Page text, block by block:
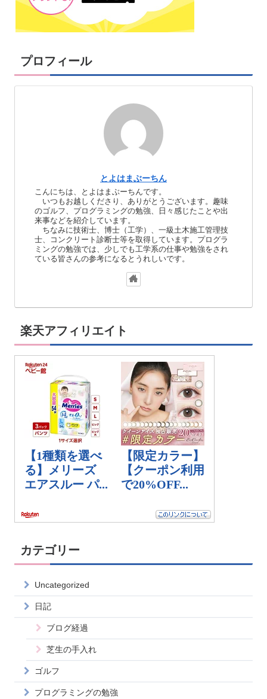
プロフィール
とよはまぶーちん
こんにちは、とよはまぶーちんです。
いつもお越しくださり、ありがとうございます。趣味
のゴルフ、プログラミングの勉強、日々感じたことや出
来事などを紹介しています。
ちなみに技術士、博士（工学）、一級土木施工管理技
士、コンクリート診断士等を取得しています。プログラ
ミングの勉強では、少しでも工学系の仕事や勉強をされ
ている皆さんの参考になるとうれしいです。
楽天アフィリエイト
カテゴリー
Uncategorized
日記
ブログ経過
芝生の手入れ
ゴルフ
プログラミングの勉強